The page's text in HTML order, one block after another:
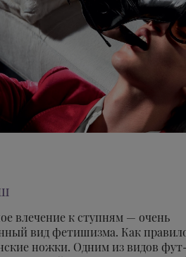
влечение к ступням — очень
вид фетишизма. Как
ножки. Одним из видов